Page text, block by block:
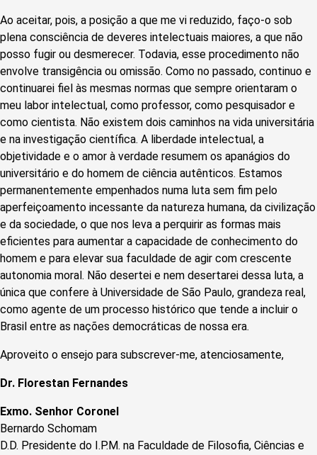
Ao aceitar, pois, a posição a que me vi reduzido, faço-o sob
plena consciência de deveres intelectuais maiores, a que não
posso fugir ou desmerecer. Todavia, esse procedimento não
envolve transigência ou omissão. Como no passado, continuo e
continuarei fiel às mesmas normas que sempre orientaram o
meu labor intelectual, como professor, como pesquisador e
como cientista. Não existem dois caminhos na vida universitária
e na investigação científica. A liberdade intelectual, a
objetividade e o amor à verdade resumem os apanágios do
universitário e do homem de ciência autênticos. Estamos
permanentemente empenhados numa luta sem fim pelo
aperfeiçoamento incessante da natureza humana, da civilização
e da sociedade, o que nos leva a perquirir as formas mais
eficientes para aumentar a capacidade de conhecimento do
homem e para elevar sua faculdade de agir com crescente
autonomia moral. Não desertei e nem desertarei dessa luta, a
única que confere à Universidade de São Paulo, grandeza real,
como agente de um processo histórico que tende a incluir o
Brasil entre as nações democráticas de nossa era.
Aproveito o ensejo para subscrever-me, atenciosamente,
Dr. Florestan Fernandes
Exmo. Senhor Coronel
Bernardo Schomam
D.D. Presidente do I.P.M. na Faculdade de Filosofia, Ciências e